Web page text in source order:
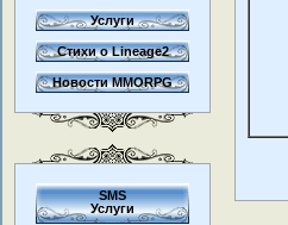
Услуги
Стихи о Lineage2
Новости MMORPG
SMS
Услуги